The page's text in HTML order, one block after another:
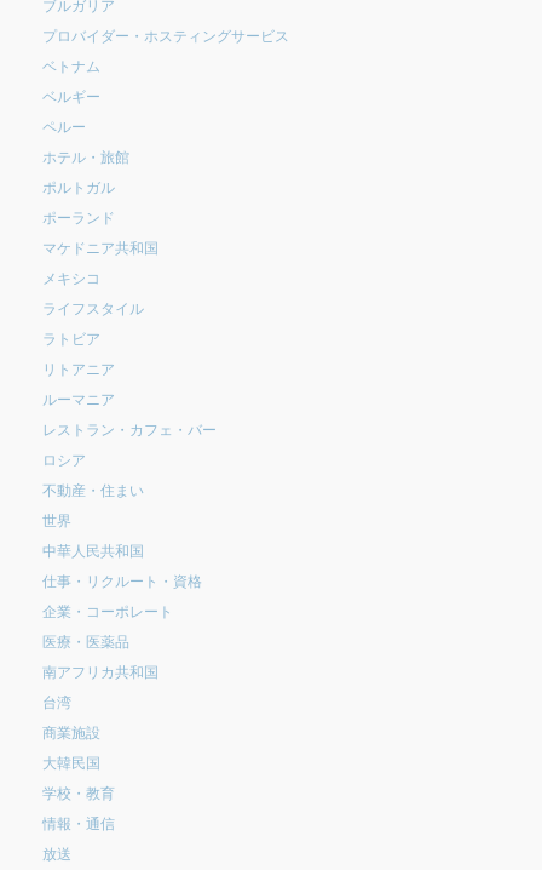
ブルガリア
プロバイダー・ホスティングサービス
ベトナム
ベルギー
ペルー
ホテル・旅館
ポルトガル
ポーランド
マケドニア共和国
メキシコ
ライフスタイル
ラトビア
リトアニア
ルーマニア
レストラン・カフェ・バー
ロシア
不動産・住まい
世界
中華人民共和国
仕事・リクルート・資格
企業・コーポレート
医療・医薬品
南アフリカ共和国
台湾
商業施設
大韓民国
学校・教育
情報・通信
放送